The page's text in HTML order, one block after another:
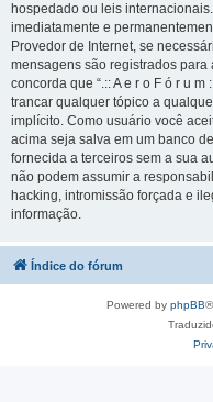
hospedado ou leis
imediatamente e
Provedor de Internet, se
mensagens são registrados para
concorda que “.:: A e r o F ó r u
trancar qualquer tópico a
implícito. Como usuário você
acima seja salva em um banco
fornecida a terceiros sem a sua
não podem assumir a
hacking, intromissão forçada e
informação.
Índice do fórum
Powered by phpBB